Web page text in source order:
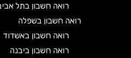
רואה חשבון בתל אביב
רואה חשבון בשפלה
רואה חשבון באשדוד
רואה חשבון ביבנה